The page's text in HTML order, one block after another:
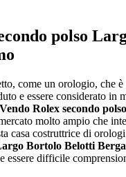
polso
come un orologio, che è
e essere considerato in
Vendo Rolex secondo
molto ampio che
casa costruttrice di
Bortolo Belotti
essere difficile